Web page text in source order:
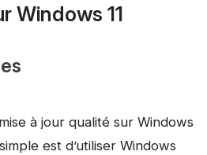
Windows 11
à jour qualité sur Windows
est d’utiliser Windows